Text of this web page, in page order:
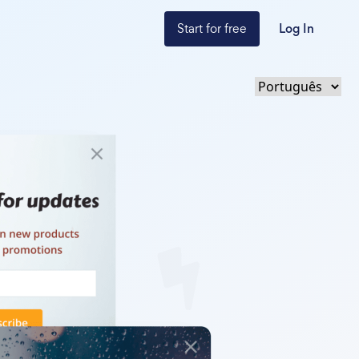
Start for free Log In